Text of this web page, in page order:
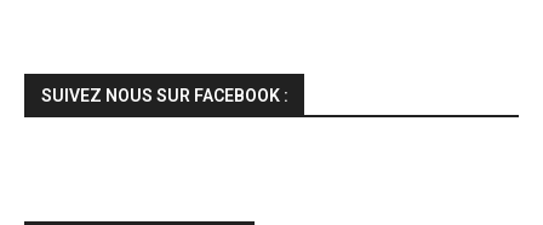
SUIVEZ NOUS SUR FACEBOOK :